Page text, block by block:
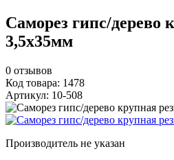
Саморез гипс/дерево
3,5х35мм
0 отзывов
Код товара: 1478
Артикул: 10-508
Производитель не указан